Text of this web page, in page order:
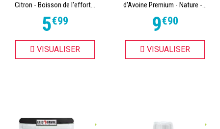
Citron - Boisson de l'effort...
5€99
VISUALISER
d'Avoine Premium - Nature -...
9€90
VISUALISER